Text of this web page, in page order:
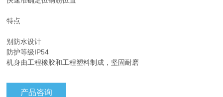
特点
别防水设计
防护等级IP54
机身由工程橡胶和工程塑料制成，坚固耐磨
产品咨询